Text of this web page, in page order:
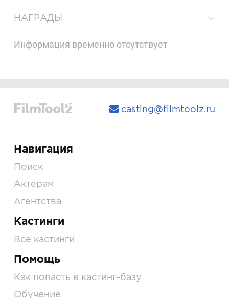
НАГРАДЫ
Информация временно отсутствует
casting@filmtoolz.ru
Навигация
Поиск
Актерам
Агентства
Кастинги
Все кастинги
Помощь
Как попасть в кастинг-базу
Обучение